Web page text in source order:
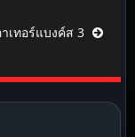
เทอร์แบงค์ส 3